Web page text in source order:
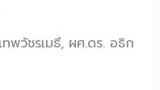
พวัชรเมธี, ผศ.ดร. อธิก